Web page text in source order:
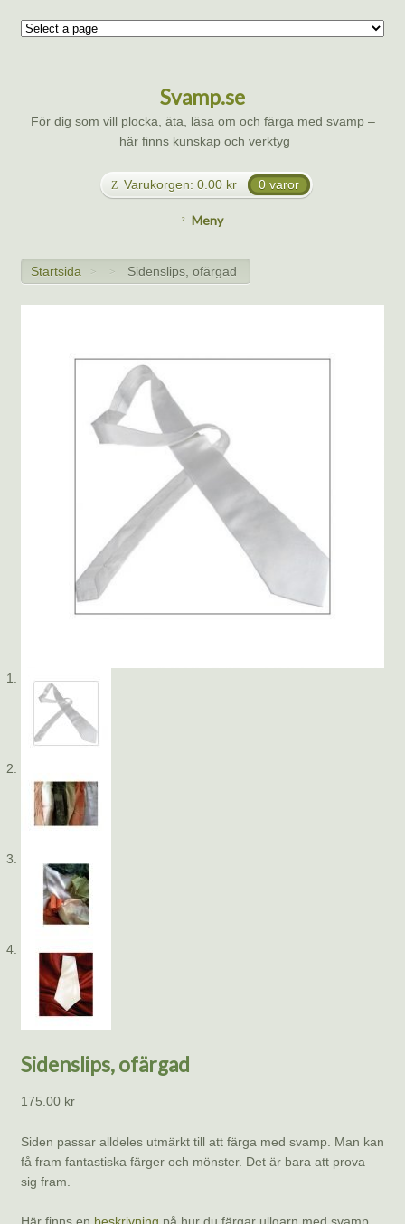
Svamp.se
För dig som vill plocka, äta, läsa om och färga med svamp –
här finns kunskap och verktyg
Varukorgen: 0.00 kr 0 varor
Meny
Startsida > > Sidenslips, ofärgad
Sidenslips, ofärgad
175.00 kr
Siden passar alldeles utmärkt till att färga med svamp. Man kan
få fram fantastiska färger och mönster. Det är bara att prova
sig fram.